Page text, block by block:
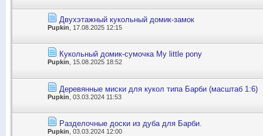
Двухэтажный кукольный домик-замок
Pupkin , 17.08.2025 12:15
Кукольный домик-сумочка My little pony
Pupkin, 15.08.2025 18:52
Деревянные миски для кукол типа Барби (масштаб 1:6)
Pupkin , 03.03.2024 11:53
Разделочные доски из дуба для Барби.
Pupkin , 03.03.2024 12:00